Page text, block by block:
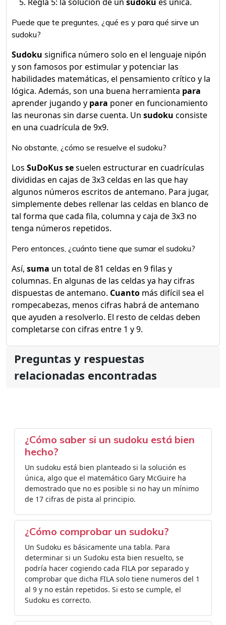
Puede que te preguntes, ¿qué es y para qué sirve un
sudoku?
Sudoku significa número solo en el lenguaje nipón
y son famosos por estimular y potenciar las
habilidades matemáticas, el pensamiento crítico y la
lógica. Además, son una buena herramienta para
aprender jugando y para poner en funcionamiento
las neuronas sin darse cuenta. Un sudoku consiste
en una cuadrícula de 9x9.
No obstante, ¿cómo se resuelve el sudoku?
Los SuDoKus sesuelen estructurar en cuadrículas
divididas en cajas de 3x3 celdas en las que hay
algunos números escritos de antemano. Para jugar,
simplemente debes rellenar las celdas en blanco de
tal forma que cada fila, columna y caja de 3x3 no
tenga números repetidos.
Pero entonces, ¿cuánto tiene que sumar el sudoku?
Así, suma un total de 81 celdas en 9 filas y
columnas. En algunas de las celdas ya hay cifras
dispuestas de antemano. Cuanto más difícil sea el
rompecabezas, menos cifras habrá de antemano
que ayuden a resolverlo. El resto de celdas deben
completarse con cifras entre 1 y 9.
Preguntas y respuestas
relacionadas encontradas
¿Cómo saber si un sudoku está bien
hecho?
Un sudoku está bien planteado si la solución es
única, algo que el matemático Gary McGuire ha
demostrado que no es posible si no hay un mínimo
de 17 cifras de pista al principio.
¿Cómo comprobar un sudoku?
Un Sudoku es básicamente una tabla. Para
determinar si un Sudoku esta bien resuelto, se
podría hacer cogiendo cada FILA por separado y
comprobar que dicha FILA solo tiene numeros del 1
al 9 y no están repetidos. Si esto se cumple, el
Sudoku es correcto.